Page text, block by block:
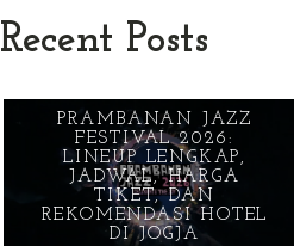
Recent Posts
PRAMBANAN JAZZ
FESTIVAL 2026:
LINEUP LENGKAP,
JADWAL, HARGA
TIKET, DAN
REKOMENDASI HOTEL
DI JOGJA